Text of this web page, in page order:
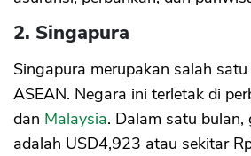
2. Singapura
Singapura merupakan salah
ASEAN. Negara ini terletak di
dan Malaysia. Dalam satu
adalah USD4,923 atau sekitar